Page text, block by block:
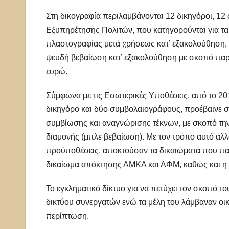
Στη δικογραφία περιλαμβάνονται 12 δικηγόροι,
Εξυπηρέτησης Πολιτών, που κατηγορούνται για
πλαστογραφίας μετά χρήσεως κατ’
ψευδή βεβαίωση κατ’ εξακολούθηση με σκοπό
ευρώ.
Σύμφωνα με τις Εσωτερικές Υποθέσεις, από το
δικηγόρο και δύο συμβολαιογράφους,
συμβίωσης και αναγνώρισης τέκνων, με σκοπό
διαμονής (μπλε βεβαίωση). Με τον τρόπο αυτό
προϋποθέσεις, αποκτούσαν τα δικαιώματα που
δικαίωμα απόκτησης ΑΜΚΑ και ΑΦΜ, καθώς και η
Το εγκληματικό δίκτυο για να πετύχει τον
δικτύου συνεργατών ενώ τα μέλη του λάμβαναν
περίπτωση.